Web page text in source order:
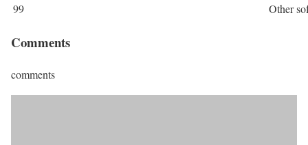
99
Other
Comments
comments